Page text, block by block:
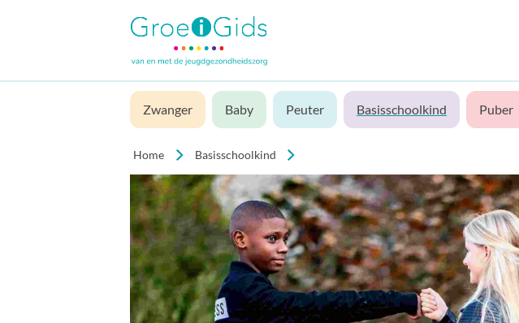
Zwanger Baby Peuter Basisschoolkind Puber
Home Basisschoolkind